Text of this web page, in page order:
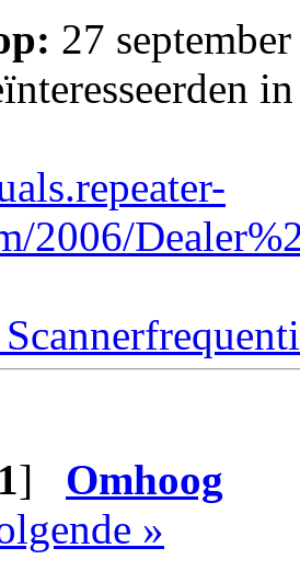
27
2006/
1] Omhoog
»